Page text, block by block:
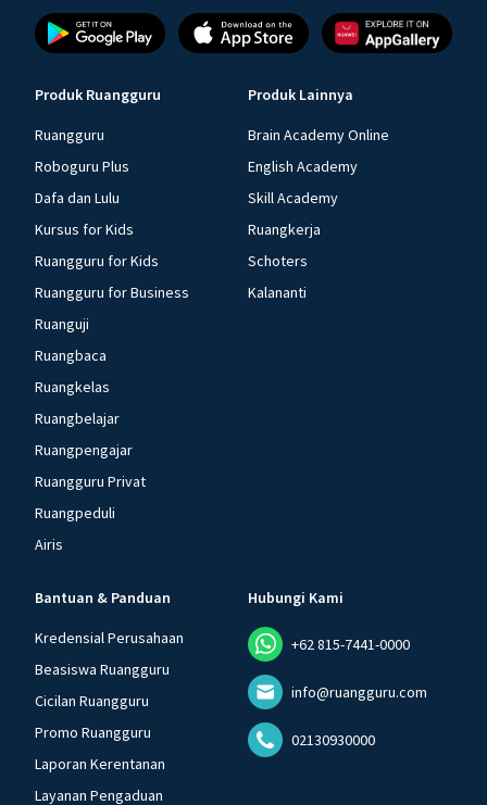
Produk Ruangguru
Ruangguru
Roboguru Plus
Dafa dan Lulu
Kursus for Kids
Ruangguru for Kids
Ruangguru for Business
Ruanguji
Ruangbaca
Ruangkelas
Ruangbelajar
Ruangpengajar
Ruangguru Privat
Ruangpeduli
Airis
Produk Lainnya
Brain Academy Online
English Academy
Skill Academy
Ruangkerja
Schoters
Kalananti
Bantuan & Panduan
Kredensial Perusahaan
Beasiswa Ruangguru
Cicilan Ruangguru
Promo Ruangguru
Laporan Kerentanan
Layanan Pengaduan
Hubungi Kami
+62 815-7441-0000
info@ruangguru.com
02130930000